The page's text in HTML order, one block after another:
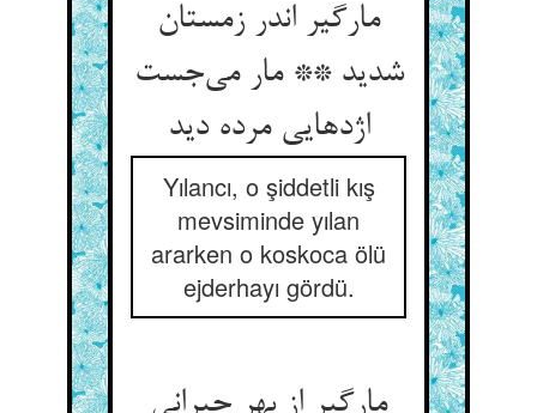
مارگیر اندر زمستان
شدید ** مار می‌جست
اژدهایی مرده دید
Yılancı, o şiddetli kış
mevsiminde yılan
ararken o koskoca ölü
ejderhayı gördü.
مارگیر از بهر حیرانی